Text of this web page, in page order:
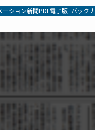
ーション新聞PDF電子版_バック